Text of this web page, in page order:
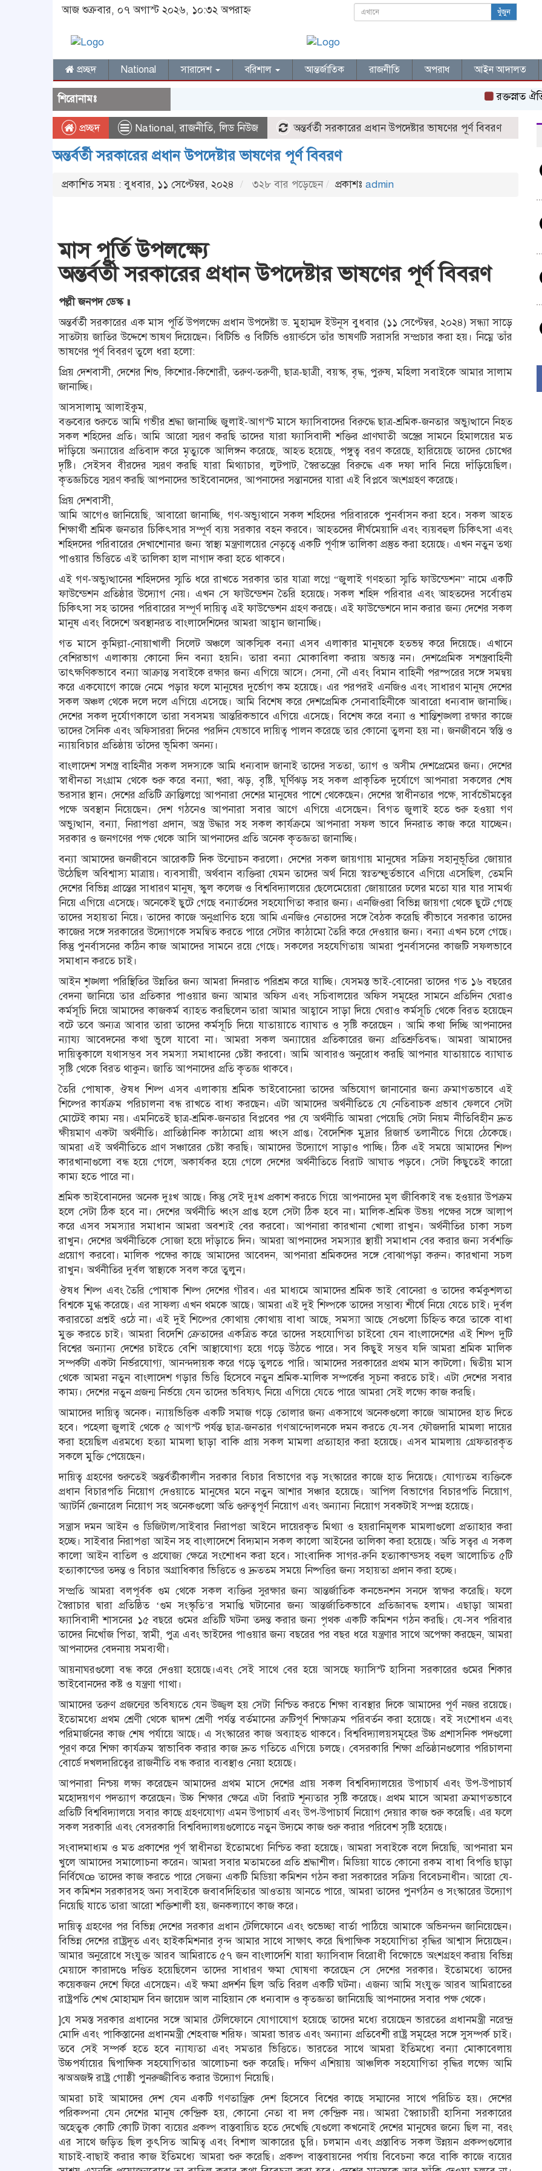
আজ শুক্রবার, ০৭ অগাস্ট ২০২৬, ১০:৩২ অপরাহ্ন খুঁজুন
প্রচ্ছদ National সারাদেশ বরিশাল আন্তর্জাতিক রাজনীতি অপরাধ আইন আদালত
শিরোনামঃ রক্তস্নাত
প্রচ্ছদ National,রাজনীতি,লিড নিউজ অন্তর্বর্তী সরকারের প্রধান উপদেষ্টার ভাষণের পূর্ণ বিবরণ
অন্তর্বর্তী সরকারের প্রধান উপদেষ্টার ভাষণের পূর্ণ বিবরণ
প্রকাশিত সময় : বুধবার, ১১ সেপ্টেম্বর, ২০২৪ ৩২৮ বার পড়েছেন প্রকাশঃ admin
মাস পূর্তি উপলক্ষ্যে
অন্তর্বর্তী সরকারের প্রধান উপদেষ্টার ভাষণের পূর্ণ বিবরণ
পল্লী জনপদ ডেস্ক ॥
অন্তর্বর্তী সরকারের এক মাস পূর্তি উপলক্ষ্যে প্রধান উপদেষ্টা ড. মুহাম্মদ ইউনূস বুধবার (১১ সেপ্টেম্বর, ২০২৪) সন্ধ্যা সাড়ে
সাতটায় জাতির উদ্দেশে ভাষণ দিয়েছেন। বিটিভি ও বিটিভি ওয়ার্ল্ডসে তাঁর ভাষণটি সরাসরি সম্প্রচার করা হয়। নিম্নে তাঁর
ভাষণের পূর্ণ বিবরণ তুলে ধরা হলো:
প্রিয় দেশবাসী, দেশের শিশু, কিশোর-কিশোরী, তরুণ-তরুণী, ছাত্র-ছাত্রী, বয়স্ক, বৃদ্ধ, পুরুষ, মহিলা সবাইকে আমার সালাম
জানাচ্ছি।
আসসালামু আলাইকুম,
বক্তব্যের শুরুতে আমি গভীর শ্রদ্ধা জানাচ্ছি জুলাই-আগস্ট মাসে ফ্যাসিবাদের বিরুদ্ধে ছাত্র-শ্রমিক-জনতার অভ্যুত্থানে নিহত
সকল শহিদের প্রতি। আমি আরো স্মরণ করছি তাদের যারা ফ্যাসিবাদী শক্তির প্রাণঘাতী অস্ত্রের সামনে হিমালয়ের মত
দাঁড়িয়ে অন্যায়ের প্রতিবাদ করে মৃত্যুকে আলিঙ্গন করেছে, আহত হয়েছে, পঙ্গুত্ব বরণ করেছে, হারিয়েছে তাদের চোখের
দৃষ্টি। সেইসব বীরদের স্মরণ করছি যারা মিথ্যাচার, লুটপাট, স্বৈরতন্ত্রের বিরুদ্ধে এক দফা দাবি নিয়ে দাঁড়িয়েছিল।
কৃতজ্ঞচিত্তে স্মরণ করছি আপনাদের ভাইবোনদের, আপনাদের সন্তানদের যারা এই বিপ্লবে অংশগ্রহণ করেছে।
প্রিয় দেশবাসী,
আমি আগেও জানিয়েছি, আবারো জানাচ্ছি, গণ-অভ্যুথানে সকল শহিদের পরিবারকে পুনর্বাসন করা হবে। সকল আহত
শিক্ষার্থী শ্রমিক জনতার চিকিৎসার সম্পূর্ণ ব্যয় সরকার বহন করবে। আহতদের দীর্ঘমেয়াদি এবং ব্যয়বহুল চিকিৎসা এবং
শহিদদের পরিবারের দেখাশোনার জন্য স্বাস্থ্য মন্ত্রণালয়ের নেতৃত্বে একটি পূর্ণাঙ্গ তালিকা প্রস্তুত করা হয়েছে। এখন নতুন তথ্য
পাওয়ার ভিত্তিতে এই তালিকা হাল নাগাদ করা হতে থাকবে।
এই গণ-অভ্যুত্থানের শহিদদের স্মৃতি ধরে রাখতে সরকার তার যাত্রা লগ্নে “জুলাই গণহত্যা স্মৃতি ফাউন্ডেশন” নামে একটি
ফাউন্ডেশন প্রতিষ্ঠার উদ্যোগ নেয়। এখন সে ফাউন্ডেশন তৈরি হয়েছে। সকল শহিদ পরিবার এবং আহতদের সর্বোত্তম
চিকিৎসা সহ তাদের পরিবারের সম্পূর্ণ দায়িত্ব এই ফাউন্ডেশন গ্রহণ করছে। এই ফাউন্ডেশনে দান করার জন্য দেশের সকল
মানুষ এবং বিদেশে অবস্থানরত বাংলাদেশিদের আমরা আহ্বান জানাচ্ছি।
গত মাসে কুমিল্লা-নোয়াখালী সিলেট অঞ্চলে আকস্মিক বন্যা এসব এলাকার মানুষকে হতভম্ব করে দিয়েছে। এখানে
বেশিরভাগ এলাকায় কোনো দিন বন্যা হয়নি। তারা বন্যা মোকাবিলা করায় অভ্যস্ত নন। দেশপ্রেমিক সশস্ত্রবাহিনী
তাৎক্ষণিকভাবে বন্যা আক্রান্ত সবাইকে রক্ষার জন্য এগিয়ে আসে। সেনা, নৌ এবং বিমান বাহিনী পরস্পরের সঙ্গে সমন্বয়
করে একযোগে কাজে নেমে পড়ার ফলে মানুষের দুর্ভোগ কম হয়েছে। এর পরপরই এনজিও এবং সাধারণ মানুষ দেশের
সকল অঞ্চল থেকে দলে দলে এগিয়ে এসেছে। আমি বিশেষ করে দেশপ্রেমিক সেনাবাহিনীকে আবারো ধন্যবাদ জানাচ্ছি।
দেশের সকল দুর্যোগকালে তারা সবসময় আন্তরিকভাবে এগিয়ে এসেছে। বিশেষ করে বন্যা ও শান্তিশৃঙ্খলা রক্ষার কাজে
তাদের সৈনিক এবং অফিসাররা দিনের পরদিন যেভাবে দায়িত্ব পালন করেছে তার কোনো তুলনা হয় না। জনজীবনে স্বস্তি ও
ন্যায়বিচার প্রতিষ্ঠায় তাঁদের ভূমিকা অনন্য।
বাংলাদেশ সশস্ত্র বাহিনীর সকল সদস্যকে আমি ধন্যবাদ জানাই তাদের সততা, ত্যাগ ও অসীম দেশপ্রেমের জন্য। দেশের
স্বাধীনতা সংগ্রাম থেকে শুরু করে বন্যা, খরা, ঝড়, বৃষ্টি, ঘূর্ণিঝড় সহ সকল প্রাকৃতিক দুর্যোগে আপনারা সকলের শেষ
ভরসার স্থান। দেশের প্রতিটি ক্রান্তিলগ্নে আপনারা দেশের মানুষের পাশে থেকেছেন। দেশের স্বাধীনতার পক্ষে, সার্বভৌমত্বের
পক্ষে অবস্থান নিয়েছেন। দেশ গঠনেও আপনারা সবার আগে এগিয়ে এসেছেন। বিগত জুলাই হতে শুরু হওয়া গণ
অভ্যুত্থান, বন্যা, নিরাপত্তা প্রদান, অস্ত্র উদ্ধার সহ সকল কার্যক্রমে আপনারা সফল ভাবে দিনরাত কাজ করে যাচ্ছেন।
সরকার ও জনগণের পক্ষ থেকে আসি আপনাদের প্রতি অনেক কৃতজ্ঞতা জানাচ্ছি।
বন্যা আমাদের জনজীবনে আরেকটি দিক উন্মোচন করলো। দেশের সকল জায়গায় মানুষের সক্রিয় সহানুভূতির জোয়ার
উঠেছিল অবিশ্বাস্য মাত্রায়। ব্যবসায়ী, অর্থবান ব্যক্তিরা যেমন তাদের অর্থ নিয়ে স্বঃতস্ফুর্তভাবে এগিয়ে এসেছিল, তেমনি
দেশের বিভিন্ন প্রান্তের সাধারণ মানুষ, স্কুল কলেজ ও বিশ্ববিদ্যালয়ের ছেলেমেয়েরা জোয়ারের ঢলের মতো যার যার সামর্থ্য
নিয়ে এগিয়ে এসেছে। অনেকেই ছুটে গেছে বন্যার্তদের সহযোগিতা করার জন্য। এনজিওরা বিভিন্ন জায়গা থেকে ছুটে গেছে
তাদের সহায়তা নিয়ে। তাদের কাজে অনুপ্রাণিত হয়ে আমি এনজিও নেতাদের সঙ্গে বৈঠক করেছি কীভাবে সরকার তাদের
কাজের সঙ্গে সরকারের উদ্যোগকে সমন্বিত করতে পারে সেটার কাঠামো তৈরি করে দেওয়ার জন্য। বন্যা এখন চলে গেছে।
কিন্তু পুনর্বাসনের কঠিন কাজ আমাদের সামনে রয়ে গেছে। সকলের সহযেগিতায় আমরা পুনর্বাসনের কাজটি সফলভাবে
সমাধান করতে চাই।
আইন শৃঙ্খলা পরিস্থিতির উন্নতির জন্য আমরা দিনরাত পরিশ্রম করে যাচ্ছি। যেসমস্ত ভাই-বোনেরা তাদের গত ১৬ বছরের
বেদনা জানিয়ে তার প্রতিকার পাওয়ার জন্য আমার অফিস এবং সচিবালয়ের অফিস সমূহের সামনে প্রতিদিন ঘেরাও
কর্মসূচি দিয়ে আমাদের কাজকর্ম ব্যাহত করছিলেন তারা আমার আহ্বানে সাড়া দিয়ে ঘেরাও কর্মসূচি থেকে বিরত হয়েছেন
বটে তবে অন্যত্র আবার তারা তাদের কর্মসূচি দিয়ে যাতায়াতে ব্যাঘাত ও সৃষ্টি করেছেন । আমি কথা দিচ্ছি আপনাদের
ন্যায্য আবেদনের কথা ভুলে যাবো না। আমরা সকল অন্যায়ের প্রতিকারের জন্য প্রতিশ্রুতিবদ্ধ। আমরা আমাদের
দায়িত্বকালে যথাসম্ভব সব সমস্যা সমাধানের চেষ্টা করবো। আমি আবারও অনুরোধ করছি আপনার যাতায়াতে ব্যাঘাত
সৃষ্টি থেকে বিরত থাকুন। জাতি আপনাদের প্রতি কৃতজ্ঞ থাকবে।
তৈরি পোষাক, ঔষধ শিল্প এসব এলাকায় শ্রমিক ভাইবোনেরা তাদের অভিযোগ জানানোর জন্য ক্রমাগতভাবে এই
শিল্পের কার্যক্রম পরিচালনা বন্ধ রাখতে বাধ্য করছেন। এটা আমাদের অর্থনীতিতে যে নেতিবাচক প্রভাব ফেলবে সেটা
মোটেই কাম্য নয়। এমনিতেই ছাত্র-শ্রমিক-জনতার বিপ্লবের পর যে অর্থনীতি আমরা পেয়েছি সেটা নিয়ম নীতিবিহীন দ্রুত
ক্ষীয়মাণ একটা অর্থনীতি। প্রাতিষ্ঠানিক কাঠামো প্রায় ধ্বংস প্রাপ্ত। বৈদেশিক মুদ্রার রিজার্ভ তলানীতে গিয়ে ঠেকেছে।
আমরা এই অর্থনীতিতে প্রাণ সঞ্চারের চেষ্টা করছি। আমাদের উদ্যোগে সাড়াও পাচ্ছি। ঠিক এই সময়ে আমাদের শিল্প
কারখানাগুলো বন্ধ হয়ে গেলে, অকার্যকর হয়ে গেলে দেশের অর্থনীতিতে বিরাট আঘাত পড়বে। সেটা কিছুতেই কারো
কাম্য হতে পারে না।
শ্রমিক ভাইবোনদের অনেক দুঃখ আছে। কিন্তু সেই দুঃখ প্রকাশ করতে গিয়ে আপনাদের মূল জীবিকাই বন্ধ হওয়ার উপক্রম
হলে সেটা ঠিক হবে না। দেশের অর্থনীতি ধ্বংস প্রাপ্ত হলে সেটা ঠিক হবে না। মালিক-শ্রমিক উভয় পক্ষের সঙ্গে আলাপ
করে এসব সমস্যার সমাধান আমরা অবশ্যই বের করবো। আপনারা কারখানা খোলা রাখুন। অর্থনীতির চাকা সচল
রাখুন। দেশের অর্থনীতিকে সোজা হয়ে দাঁড়াতে দিন। আমরা আপনাদের সমস্যার স্থায়ী সমাধান বের করার জন্য সর্বশক্তি
প্রয়োগ করবো। মালিক পক্ষের কাছে আমাদের আবেদন, আপনারা শ্রমিকদের সঙ্গে বোঝাপড়া করুন। কারখানা সচল
রাখুন। অর্থনীতির দুর্বল স্বাস্থ্যকে সবল করে তুলুন।
ঔষধ শিল্প এবং তৈরি পোষাক শিল্প দেশের গৗরব। এর মাধ্যমে আমাদের শ্রমিক ভাই বোনেরা ও তাদের কর্মকুশলতা
বিশ্বকে মুগ্ধ করেছে। এর সাফল্য এখন থমকে আছে। আমরা এই দুই শিল্পকে তাদের সম্ভাব্য শীর্ষে নিয়ে যেতে চাই। দুর্বল
করারতো প্রশ্নই ওঠে না। এই দুই শিল্পের কোথায় কোথায় বাধা আছে, সমস্যা আছে সেগুলো চিহ্নিত করে তাকে বাধা
মুক্ত করতে চাই। আমরা বিদেশি ক্রেতাদের একত্রিত করে তাদের সহযোগিতা চাইবো যেন বাংলাদেশের এই শিল্প দুটি
বিশ্বের অন্যান্য দেশের চাইতে বেশি আস্থাযোগ্য হয়ে গড়ে উঠতে পারে। সব কিছুই সম্ভব যদি আমরা শ্রমিক মালিক
সম্পর্কটা একটা নির্ভরযোগ্য, আনন্দদায়ক করে গড়ে তুলতে পারি। আমাদের সরকারের প্রথম মাস কাটলো। দ্বিতীয় মাস
থেকে আমরা নতুন বাংলাদেশ গড়ার ভিত্তি হিসেবে নতুন শ্রমিক-মালিক সম্পর্কের সূচনা করতে চাই। এটা দেশের সবার
কাম্য। দেশের নতুন প্রজন্ম নির্ভয়ে যেন তাদের ভবিষ্যৎ নিয়ে এগিয়ে যেতে পারে আমরা সেই লক্ষ্যে কাজ করছি।
আমাদের দায়িত্ব অনেক। ন্যায়ভিত্তিক একটি সমাজ গড়ে তোলার জন্য একসাথে অনেকগুলো কাজে আমাদের হাত দিতে
হবে। পহেলা জুলাই থেকে ৫ আগস্ট পর্যন্ত ছাত্র-জনতার গণআন্দোলনকে দমন করতে যে-সব ফৌজদারি মামলা দায়ের
করা হয়েছিল এরমধ্যে হত্যা মামলা ছাড়া বাকি প্রায় সকল মামলা প্রত্যাহার করা হয়েছে। এসব মামলায় গ্রেফতারকৃত
সকলে মুক্তি পেয়েছেন।
দায়িত্ব গ্রহণের শুরুতেই অন্তর্বর্তীকালীন সরকার বিচার বিভাগের বড় সংস্কারের কাজে হাত দিয়েছে। যোগ্যতম ব্যক্তিকে
প্রধান বিচারপতি নিয়োগ দেওয়াতে মানুষের মনে নতুন আশার সঞ্চার হয়েছে। আপিল বিভাগের বিচারপতি নিয়োগ,
অ্যাটর্নি জেনারেল নিয়োগ সহ অনেকগুলো অতি গুরুত্বপূর্ণ নিয়োগ এবং অন্যান্য নিয়োগ সবকটাই সম্পন্ন হয়েছে।
সন্ত্রাস দমন আইন ও ডিজিটাল/সাইবার নিরাপত্তা আইনে দায়েরকৃত মিথ্যা ও হয়রানিমূলক মামলাগুলো প্রত্যাহার করা
হচ্ছে। সাইবার নিরাপত্তা আইন সহ বাংলাদেশে বিদ্যমান সকল কালো আইনের তালিকা করা হয়েছে। অতি সত্বর এ সকল
কালো আইন বাতিল ও প্রযোজ্য ক্ষেত্রে সংশোধন করা হবে। সাংবাদিক সাগর-রুনি হত্যাকান্ডসহ বহুল আলোচিত ৫টি
হত্যাকান্ডের তদন্ত ও বিচার অগ্রাধিকার ভিত্তিতে ও দ্রুততম সময়ে নিষ্পত্তির জন্য সহায়তা প্রদান করা হচ্ছে।
সম্প্রতি আমরা বলপূর্বক গুম থেকে সকল ব্যক্তির সুরক্ষার জন্য আন্তর্জাতিক কনভেনশন সনদে স্বাক্ষর করেছি। ফলে
স্বৈরাচার দ্বারা প্রতিষ্ঠিত ‘গুম সংস্কৃতি’র সমাপ্তি ঘটানোর জন্য আন্তর্জাতিকভাবে প্রতিজ্ঞাবদ্ধ হলাম। এছাড়া আমরা
ফ্যাসিবাদী শাসনের ১৫ বছরে গুমের প্রতিটি ঘটনা তদন্ত করার জন্য পৃথক একটি কমিশন গঠন করছি। যে-সব পরিবার
তাদের নিখোঁজ পিতা, স্বামী, পুত্র এবং ভাইদের পাওয়ার জন্য বছরের পর বছর ধরে যন্ত্রণার সাথে অপেক্ষা করছেন, আমরা
আপনাদের বেদনায় সমব্যথী।
আয়নাঘরগুলো বন্ধ করে দেওয়া হয়েছে।এবং সেই সাথে বের হয়ে আসছে ফ্যাসিস্ট হাসিনা সরকারের গুমের শিকার
ভাইবোনদের কষ্ট ও যন্ত্রণা গাথা।
আমাদের তরুণ প্রজন্মের ভবিষ্যতে যেন উজ্জ্বল হয় সেটা নিশ্চিত করতে শিক্ষা ব্যবস্থার দিকে আমাদের পূর্ণ নজর রয়েছে।
ইতোমধ্যে প্রথম শ্রেণী থেকে দ্বাদশ শ্রেণী পর্যন্ত বর্তমানের ত্রুটিপূর্ণ শিক্ষাক্রম পরিবর্তন করা হয়েছে। বই সংশোধন এবং
পরিমার্জনের কাজ শেষ পর্যায়ে আছে। এ সংস্কারের কাজ অব্যাহত থাকবে। বিশ্ববিদ্যালয়সমূহের উচ্চ প্রশাসনিক পদগুলো
পূরণ করে শিক্ষা কার্যক্রম স্বাভাবিক করার কাজ দ্রুত গতিতে এগিয়ে চলছে। বেসরকারি শিক্ষা প্রতিষ্ঠানগুলোর পরিচালনা
বোর্ডে দখলদারিত্বের রাজনীতি বন্ধ করার ব্যবস্থাও নেয়া হয়েছে।
আপনারা নিশ্চয় লক্ষ্য করেছেন আমাদের প্রথম মাসে দেশের প্রায় সকল বিশ্ববিদ্যালয়ের উপাচার্য এবং উপ-উপাচার্য
মহোদয়গণ পদত্যাগ করেছেন। উচ্চ শিক্ষার ক্ষেত্রে এটা বিরাট শূন্যতার সৃষ্টি করেছে। প্রথম মাসে আমরা ক্রমাগতভাবে
প্রতিটি বিশ্ববিদ্যালয়ে সবার কাছে গ্রহণযোগ্য এমন উপাচার্য এবং উপ-উপাচার্য নিয়োগ দেয়ার কাজ শুরু করেছি। এর ফলে
সকল সরকারি এবং বেসরকারি বিশ্ববিদ্যালয়গুলোতে নতুন উদ্যমে কাজ শুরু করার পরিবেশ সৃষ্টি হয়েছে।
সংবাদমাধ্যম ও মত প্রকাশের পূর্ণ স্বাধীনতা ইতোমধ্যে নিশ্চিত করা হয়েছে। আমরা সবাইকে বলে দিয়েছি, আপনারা মন
খুলে আমাদের সমালোচনা করেন। আমরা সবার মতামতের প্রতি শ্রদ্ধাশীল। মিডিয়া যাতে কোনো রকম বাধা বিপত্তি ছাড়া
নির্বিঘেœ তাদের কাজ করতে পারে সেজন্য একটি মিডিয়া কমিশন গঠন করা সরকারের সক্রিয় বিবেচনাধীন। আরো যে-
সব কমিশন সরকারসহ অন্য সবাইকে জবাবদিহিতার আওতায় আনতে পারে, আমরা তাদের পুনর্গঠন ও সংস্কারের উদ্যোগ
নিয়েছি যাতে তারা আরো শক্তিশালী হয়, জনকল্যাণে কাজ করে।
দায়িত্ব গ্রহণের পর বিভিন্ন দেশের সরকার প্রধান টেলিফোনে এবং শুভেচ্ছা বার্তা পাঠিয়ে আমাকে অভিনন্দন জানিয়েছেন।
বিভিন্ন দেশের রাষ্ট্রদূত এবং হাইকমিশনার বৃন্দ আমার সাথে সাক্ষাৎ করে দ্বিপাক্ষিক সহযোগিতা বৃদ্ধির আশ্বাস দিয়েছেন।
আমার অনুরোধে সংযুক্ত আরব আমিরাতে ৫৭ জন বাংলাদেশি যারা ফ্যাসিবাদ বিরোধী বিক্ষোভে অংশগ্রহণ করায় বিভিন্ন
মেয়াদে কারাদণ্ডে দণ্ডিত হয়েছিলেন তাদের সাধারণ ক্ষমা ঘোষণা করেছেন সে দেশের সরকার। ইতোমধ্যে তাদের
কয়েকজন দেশে ফিরে এসেছেন। এই ক্ষমা প্রদর্শন ছিল অতি বিরল একটি ঘটনা। এজন্য আমি সংযুক্ত আরব আমিরাতের
রাষ্ট্রপতি শেখ মোহাম্মদ বিন জায়েদ আল নাহিয়ান কে ধন্যবাদ ও কৃতজ্ঞতা জানিয়েছি আপনাদের সবার পক্ষ থেকে।
]যে সমস্ত সরকার প্রধানের সঙ্গে আমার টেলিফোনে যোগাযোগ হয়েছে তাদের মধ্যে রয়েছেন ভারতের প্রধানমন্ত্রী নরেন্দ্র
মোদি এবং পাকিস্তানের প্রধানমন্ত্রী শেহবাজ শরিফ। আমরা ভারত এবং অন্যান্য প্রতিবেশী রাষ্ট্র সমূহের সঙ্গে সুসম্পর্ক চাই।
তবে সেই সম্পর্ক হতে হবে ন্যায্যতা এবং সমতার ভিত্তিতে। ভারতের সাথে আমরা ইতিমধ্যে বন্যা মোকাবেলায়
উচ্চপর্যায়ের দ্বিপাক্ষিক সহযোগিতার আলোচনা শুরু করেছি। দক্ষিণ এশিয়ায় আঞ্চলিক সহযোগিতা বৃদ্ধির লক্ষ্যে আমি
ঝঅঅজঈ রাষ্ট্র গোষ্ঠী পুনরুজ্জীবিত করার উদ্যোগ নিয়েছি।
আমরা চাই আমাদের দেশ যেন একটি গণতান্ত্রিক দেশ হিসেবে বিশ্বের কাছে সম্মানের সাথে পরিচিত হয়। দেশের
পরিকল্পনা যেন দেশের মানুষ কেন্দ্রিক হয়, কোনো নেতা বা দল কেন্দ্রিক নয়। আমরা স্বৈরাচারী হাসিনা সরকারের
অহেতুক কোটি কোটি টাকা ব্যয়ের প্রকল্প বাস্তবায়িত হতে দেখেছি যেগুলো কখনোই দেশের মানুষের জন্যে ছিল না, বরং
এর সাথে জড়িত ছিল কুৎসিত আমিত্ব এবং বিশাল আকারের চুরি। চলমান এবং প্রস্তাবিত সকল উন্নয়ন প্রকল্পগুলোর
যাচাই-বাছাই করার কাজ ইতিমধ্যে আমরা শুরু করেছি। প্রকল্প বাস্তবায়নের পর্যায় বিবেচনা করে বাকি কাজে ব্যয়ের